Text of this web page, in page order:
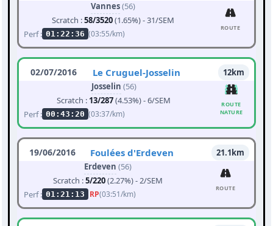
Vannes(56)
Scratch :58/3520(1.65%) - 31/SEM
Perf : 01:22:36 (03:55/km)
ROUTE
02/07/2016 Le Cruguel-Josselin
12km
Josselin (56)
Scratch : 13/287(4.53%) - 6/SEM
Perf : 00:43:20 (03:37/km)
ROUTE
NATURE
19/06/2016 Foulées d'Erdeven
21.1km
Erdeven (56)
Scratch :5/220(2.27%) - 2/SEM
Perf : 01:21:13 RP(03:51/km)
ROUTE